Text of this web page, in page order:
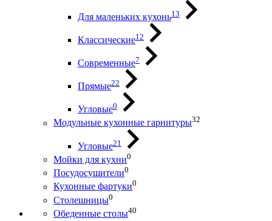
Для маленьких кухонь13
Классические12
Современные7
Прямые22
Угловые0
Модульные кухонные гарнитуры32
Угловые21
Мойки для кухни0
Посудосушители0
Кухонные фартуки0
Столешницы0
Обеденные столы40